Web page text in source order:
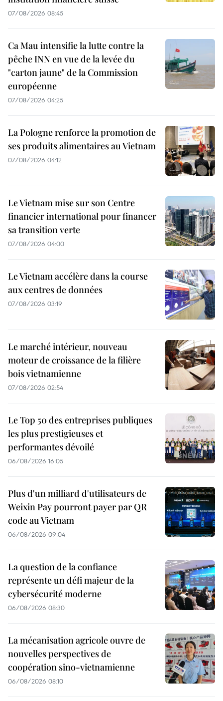
07/08/2026 08:45
Ca Mau intensifie la lutte contre la
pêche INN en vue de la levée du
"carton jaune" de la Commission
européenne
07/08/2026 04:25
La Pologne renforce la promotion de
ses produits alimentaires au Vietnam
07/08/2026 04:12
Le Vietnam mise sur son Centre
financier international pour financer
sa transition verte
07/08/2026 04:00
Le Vietnam accélère dans la course
aux centres de données
07/08/2026 03:19
Le marché intérieur, nouveau
moteur de croissance de la filière
bois vietnamienne
07/08/2026 02:54
Le Top 50 des entreprises publiques
les plus prestigieuses et
performantes dévoilé
06/08/2026 16:05
Plus d'un milliard d'utilisateurs de
Weixin Pay pourront payer par QR
code au Vietnam
06/08/2026 09:04
La question de la confiance
représente un défi majeur de la
cybersécurité moderne
06/08/2026 08:30
La mécanisation agricole ouvre de
nouvelles perspectives de
coopération sino-vietnamienne
06/08/2026 08:10